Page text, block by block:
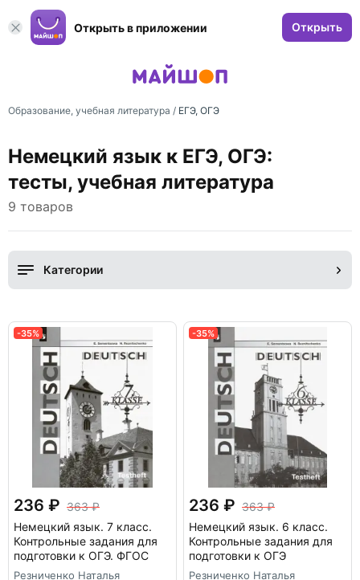
Открыть в приложении Открыть
Образование, учебная литература / ЕГЭ, ОГЭ
Немецкий язык к ЕГЭ, ОГЭ:
тесты, учебная литература
9 товаров
Категории
-35%
236
363
Немецкий язык. 7 класс.
Контрольные задания для
подготовки к ОГЭ. ФГОС
Резниченко Наталья
-35%
236
363
Немецкий язык. 6 класс.
Контрольные задания для
подготовки к ОГЭ
Резниченко Наталья